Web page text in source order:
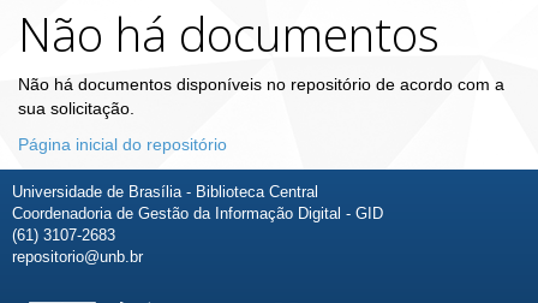
Não há documentos
Não há documentos disponíveis no repositório de acordo com a
sua solicitação.
Página inicial do repositório
Universidade de Brasília - Biblioteca Central
Coordenadoria de Gestão da Informação Digital - GID
(61) 3107-2683
repositorio@unb.br